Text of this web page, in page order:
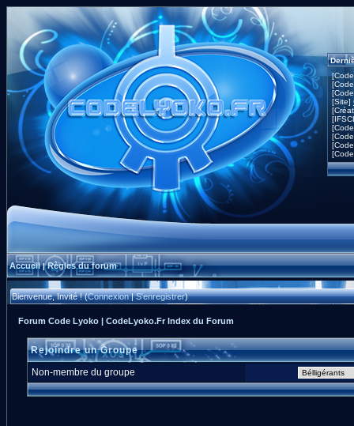
[Site]
Accueil|Règles du forum
Bienvenue, Invité ! (Connexion|S'enregistrer)
Forum Code Lyoko | CodeLyoko.Fr Index du Forum
Rejoindre un Groupe
Non-membre du groupe